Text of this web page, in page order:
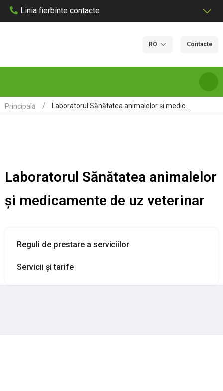
Linia fierbinte contacte
RO Contacte
DESPRE NOI
LABORATOARE
CERTIFICARE
Principală
Laboratorul Sănătatea animalelor
și medicamente de uz veterinar
Reguli de prestare a serviciilor
Servicii și tarife